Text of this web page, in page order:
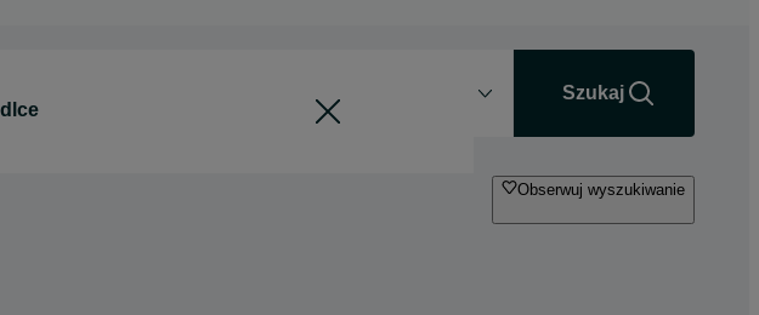
Szukaj
Obserwuj wyszukiwanie